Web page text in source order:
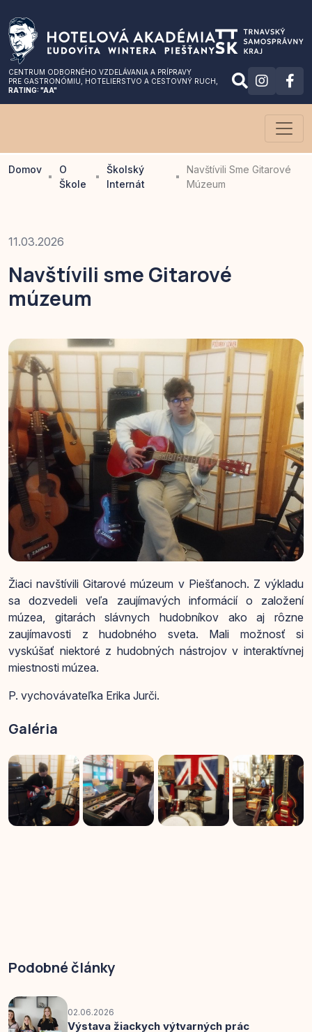
CENTRUM ODBORNÉHO VZDELÁVANIA A PRÍPRAVY
PRE GASTRONÓMIU , HOTELIERSTVO A CESTOVNÝ RUCH,
RATING: "AA"
Domov
O
Škole
Školský
Internát
Navštívili Sme Gitarové
Múzeum
11.03.2026
Navštívili sme Gitarové
múzeum
Žiaci navštívili Gitarové múzeum v Piešťanoch. Z výkladu
sa dozvedeli veľa zaujímavých informácií o založení
múzea, gitarách slávnych hudobníkov ako aj rôzne
zaujímavosti z hudobného sveta. Mali možnosť si
vyskúšať niektoré z hudobných nástrojov v interaktívnej
miestnosti múzea.
P. vychovávateľka Erika Jurči.
Galéria
Podobné články
02.06.2026
Výstava žiackych výtvarných prác